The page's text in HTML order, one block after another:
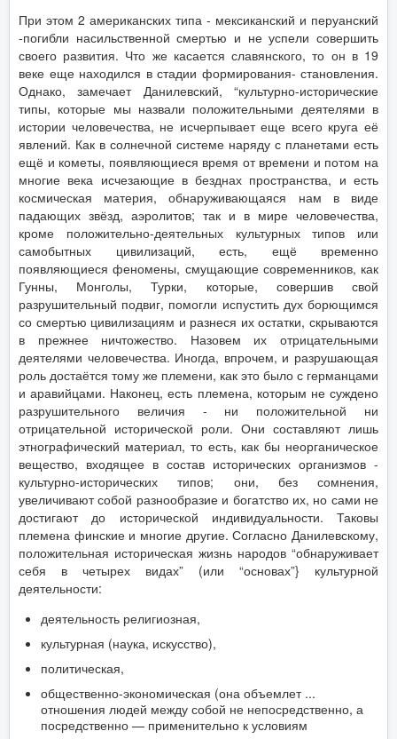
При этом 2 американских типа - мексиканский и перуанский
-погибли насильственной смертью и не успели совершить
своего развития. Что же касается славянского, то он в 19
веке еще находился в стадии формирования- становления.
Однако, замечает Данилевский, “культурно-исторические
типы, которые мы назвали положительными деятелями в
истории человечества, не исчерпывает еще всего круга её
явлений. Как в солнечной системе наряду с планетами есть
ещё и кометы, появляющиеся время от времени и потом на
многие века исчезающие в безднах пространства, и есть
космическая материя, обнаруживающаяся нам в виде
падающих звёзд, аэролитов; так и в мире человечества,
кроме положительно-деятельных культурных типов или
самобытных цивилизаций, есть, ещё временно
появляющиеся феномены, смущающие современников, как
Гунны, Монголы, Турки, которые, совершив свой
разрушительный подвиг, помогли испустить дух борющимся
со смертью цивилизациям и разнеся их остатки, скрываются
в прежнее ничтожество. Назовем их отрицательными
деятелями человечества. Иногда, впрочем, и разрушающая
роль достаётся тому же племени, как это было с германцами
и аравийцами. Наконец, есть племена, которым не суждено
разрушительного величия - ни положительной ни
отрицательной исторической роли. Они составляют лишь
этнографический материал, то есть, как бы неорганическое
вещество, входящее в состав исторических организмов -
культурно-исторических типов; они, без сомнения,
увеличивают собой разнообразие и богатство их, но сами не
достигают до исторической индивидуальности. Таковы
племена финские и многие другие. Согласно Данилевскому,
положительная историческая жизнь народов “обнаруживает
себя в четырех видах” (или “основах”} культурной
деятельности:
деятельность религиозная,
культурная (наука, искусство),
политическая,
общественно-экономическая (она объемлет ...
отношения людей между собой не непосредственно, а
посредственно — применительно к условиям